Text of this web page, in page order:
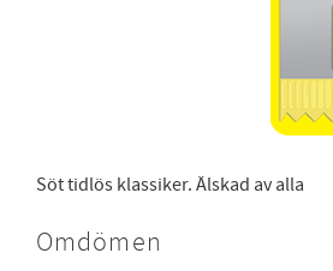
Söt tidlös klassiker. Älskad av alla
Omdömen